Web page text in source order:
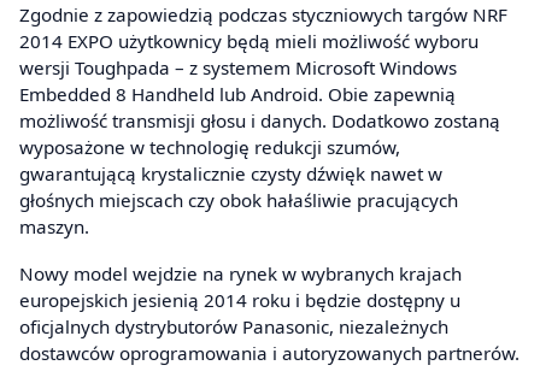
Zgodnie z zapowiedzią podczas styczniowych targów NRF
2014 EXPO użytkownicy będą mieli możliwość wyboru
wersji Toughpada – z systemem Microsoft Windows
Embedded 8 Handheld lub Android. Obie zapewnią
możliwość transmisji głosu i danych. Dodatkowo zostaną
wyposażone w technologię redukcji szumów,
gwarantującą krystalicznie czysty dźwięk nawet w
głośnych miejscach czy obok hałaśliwie pracujących
maszyn.
Nowy model wejdzie na rynek w wybranych krajach
europejskich jesienią 2014 roku i będzie dostępny u
oficjalnych dystrybutorów Panasonic, niezależnych
dostawców oprogramowania i autoryzowanych partnerów.